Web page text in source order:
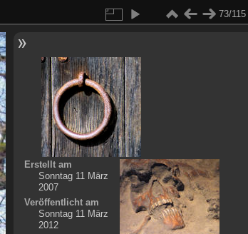
73/115
Erstellt am
Sonntag 11 März
2007
Veröffentlicht am
Sonntag 11 März
2012